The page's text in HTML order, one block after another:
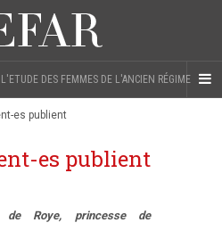
DES FEMMES DE L'ANCIEN RÉGIME
es publient
es publient
de Roye, princesse de